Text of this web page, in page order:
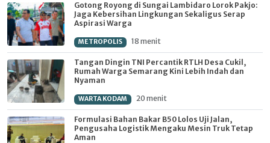
Gotong Royong di Sungai Lambidaro Lorok Pakjo:
Jaga Kebersihan Lingkungan Sekaligus Serap
Aspirasi Warga
METROPOLIS 18 menit
Tangan Dingin TNI Percantik RTLH Desa Cukil,
Rumah Warga Semarang Kini Lebih Indah dan
Nyaman
WARTA KODAM 20 menit
Formulasi Bahan Bakar B50 Lolos Uji Jalan,
Pengusaha Logistik Mengaku Mesin Truk Tetap
Aman